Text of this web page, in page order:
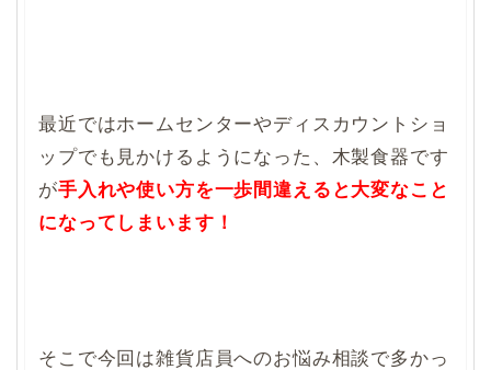
最近ではホームセンターやディスカウントショ
ップでも見かけるようになった、木製食器です
が手入れや使い方を一歩間違えると大変なこと
になってしまいます！
そこで今回は雑貨店員へのお悩み相談で多かっ